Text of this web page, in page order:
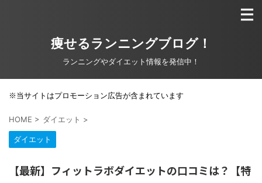
痩せるランニングブログ！
ランニングやダイエット情報を発信中！
※当サイトはプロモーション広告が含まれています
HOME > ダイエット >
ダイエット
【最新】フィットラボダイエットの口コミは？【特